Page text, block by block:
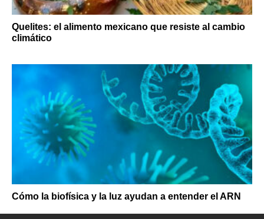
Quelites: el alimento mexicano que resiste al cambio
climático
Cómo la biofísica y la luz ayudan a entender el ARN